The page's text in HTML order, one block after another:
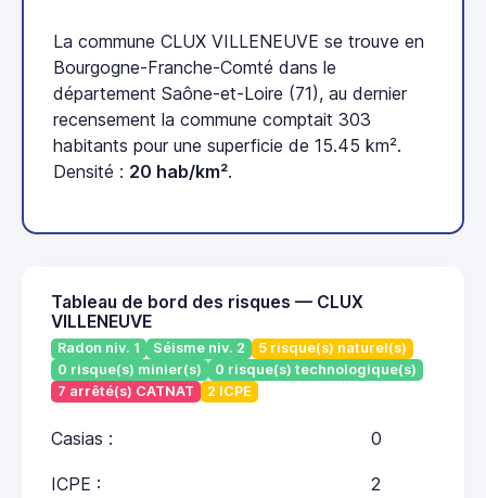
La commune CLUX VILLENEUVE se trouve en
Bourgogne-Franche-Comté dans le
département Saône-et-Loire (71), au dernier
recensement la commune comptait 303
habitants pour une superficie de 15.45 km².
Densité : 20 hab/km².
Tableau de bord des risques — CLUX
VILLENEUVE
Radon niv. 1 Séisme niv. 2
5 risque(s) naturel(s)
0 risque(s) minier(s)
0 risque(s) technologique(s)
7 arrêté(s) CATNAT
2 ICPE
Casias : 0
ICPE : 2